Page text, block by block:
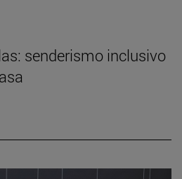
senderismo inclusivo